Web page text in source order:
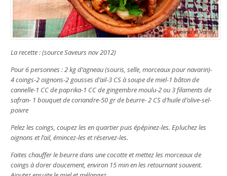
La recette :(source Saveurs nov 2012)
Pour 6 personnes : 2 kg d’agneau (souris, selle, morceaux pour navarin)-
4 coings-2 oignons-2 gousses d’ail-3 CS à soupe de miel-1 bâton de
cannelle-1 CC de paprika-1 CC de gingembre moulu-2 ou 3 filaments de
safran- 1 bouquet de coriandre-50 gr de beurre- 2 CS d’huile d’olive-sel-
poivre
Pelez les coings, coupez les en quartier puis épépinez-les. Epluchez les
oignons et l’ail, émincez-les et réservez-les.
Faites chauffer le beurre dans une cocotte et mettez les morceaux de
coings à dorer doucement, environ 15 min en les retournant souvent.